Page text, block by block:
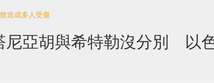
造成多人受傷
尼亞胡與希特勒沒分別 以